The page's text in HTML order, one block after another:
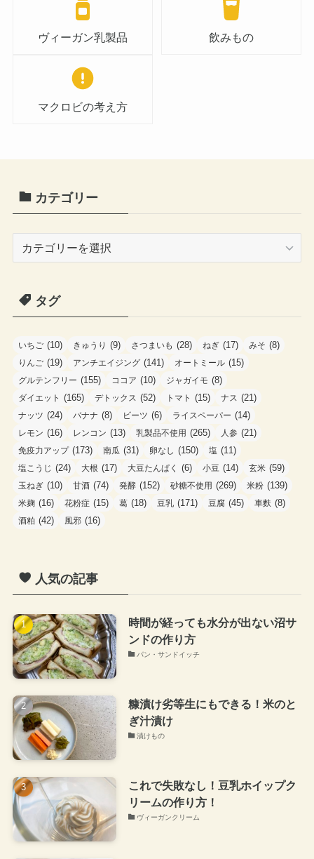
ヴィーガン乳製品 飲みもの
マクロビの考え方
カテゴリー
ゴ
タグ
いちご (10) きゅうり (9) さつまいも (28) ねぎ (17) みそ (8)
りんご (19) アンチエイジング (141) オートミール (15)
グルテンフリー (155) ココア (10) ジャガイモ (8)
ダイエット (165) デトックス (52) トマト (15) ナス (21)
ナッツ (24) バナナ (8) ビーツ (6) ライスペーパー (14)
レモン (16) レンコン (13) 乳製品不使用 (265) 人参 (21)
免疫力アップ(173) 南瓜 (31) 卵なし (150) 塩 (11)
塩こうじ (24) 大根 (17) 大豆たんぱく (6) 小豆 (14) 玄米 (59)
玉ねぎ (10) 甘酒 (74) 発酵 (152) 砂糖不使用 (269) 米粉 (139)
米麹 (16) 花粉症 (15) 葛 (18) 豆乳 (171) 豆腐 (45) 車麩 (8)
酒粕 (42) 風邪 (16)
人気の記事
時間が経っても水分が出ない沼サ
ンドの作り方
パン・サンドイッチ
糠漬け劣等生にもできる！米のと
ぎ汁漬け
漬けもの
これで失敗なし！豆乳ホイップク
リームの作り方！
ヴィーガンクリーム